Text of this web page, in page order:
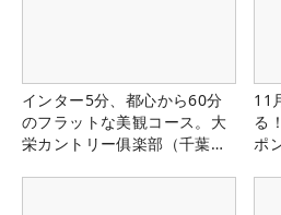
インター5分、都心から60分
のフラットな美観コース。大
栄カントリー俱楽部（千葉
11
る
ポ